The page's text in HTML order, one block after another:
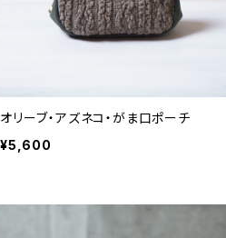
オリーブ・アズネコ・がま口ポーチ
¥5,600